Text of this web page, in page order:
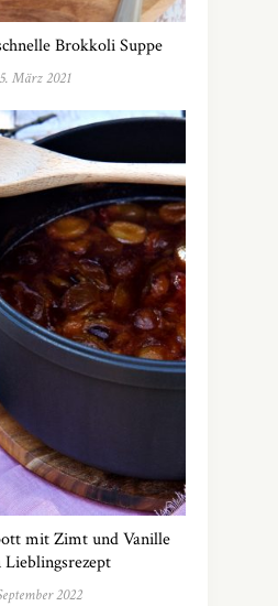
Brokkoli Suppe
März 2021
mit Zimt und Vanille
2022